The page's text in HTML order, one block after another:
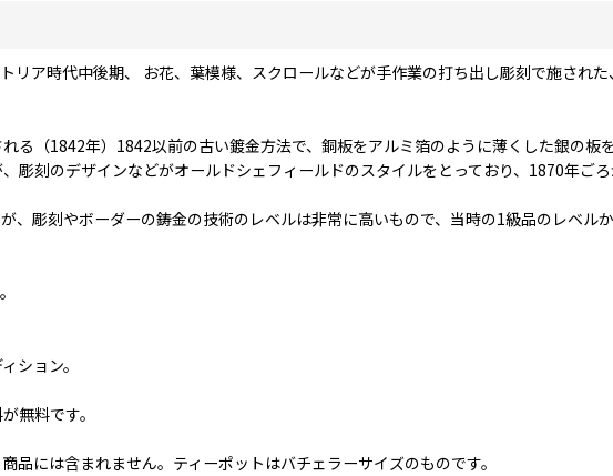
リア時代中後期、 お花、葉模様、スクロールなどが手作業の打ち出し彫刻で施され
る（1842年）1842以前の古い鍍金方法で、銅板をアルミ箔のように薄くした銀の
彫刻のデザインなどがオールドシェフィールドのスタイルをとっており、1870年ご
、彫刻やボーダーの鋳金の技術のレベルは非常に高いもので、当時の1級品のレベルか
ション。
無料です。
品には含まれません。ティーポットはバチェラーサイズのものです。